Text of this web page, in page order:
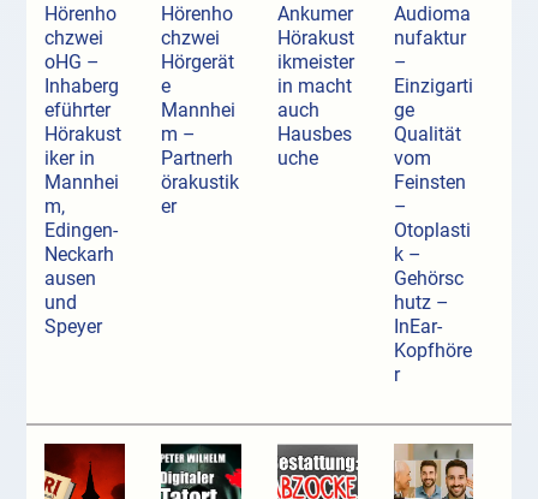
Hörenho
chzwei
oHG –
Inhaberg
eführter
Hörakust
iker in
Mannhei
m,
Edingen-
Neckarh
ausen
und
Speyer
Hörenho
chzwei
Hörgerät
e
Mannhei
m –
Partnerh
örakustik
er
Ankumer
Hörakust
ikmeister
in macht
auch
Hausbes
uche
Audioma
nufaktur
–
Einzigarti
ge
Qualität
vom
Feinsten
–
Otoplasti
k –
Gehörsc
hutz –
InEar-
Kopfhöre
r